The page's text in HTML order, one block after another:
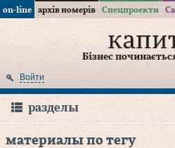
on-line архів номерів Спецпроекти
Бізнес
Войти
разделы
материалы по тегу